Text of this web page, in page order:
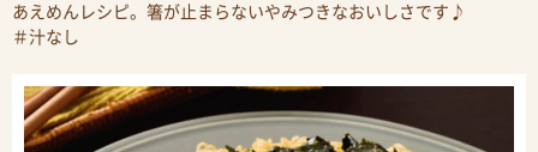
あえめんレシピ。箸が止まらないやみつきなおいしさです♪
＃汁なし